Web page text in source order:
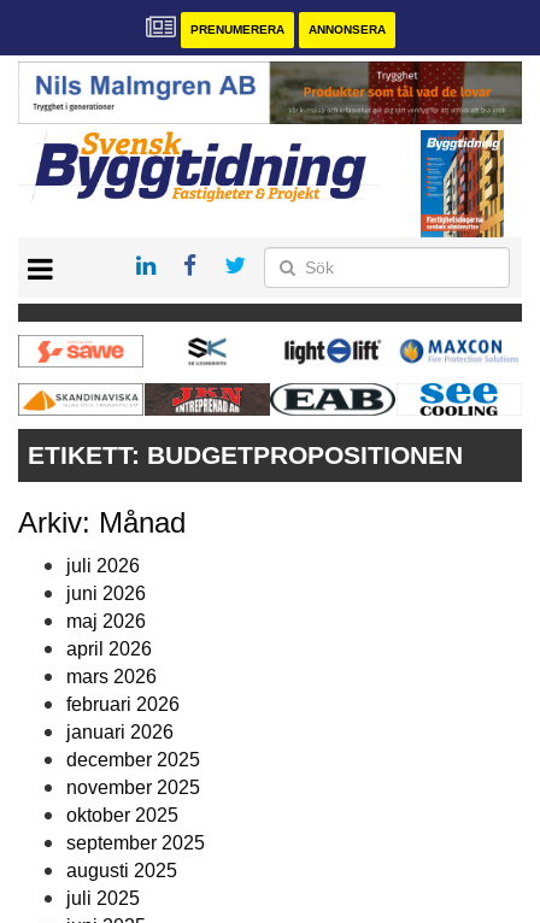
PRENUMERERA ANNONSERA
PRENUMERERA
VÅRA ANDRA MAGASIN
ANNONSERA
KONTAKT
ETIKETT: BUDGETPROPOSITIONEN
Arkiv: Månad
juli 2026
juni 2026
maj 2026
april 2026
mars 2026
februari 2026
januari 2026
december 2025
november 2025
oktober 2025
september 2025
augusti 2025
juli 2025